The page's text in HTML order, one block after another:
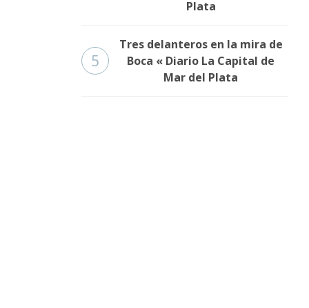
Plata
5
Tres delanteros en la mira de
Boca « Diario La Capital de
Mar del Plata